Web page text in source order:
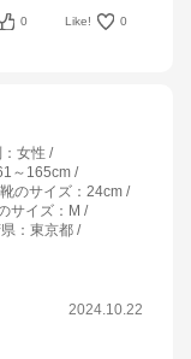
0 Like! 0
： 女性
～165cm
靴のサイズ ： 24cm
サイズ ： M
： 東京都
2024.10.22